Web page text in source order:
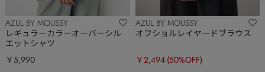
AZUL BY MOUSSY
レギュラーカラーオーバーシル
エットシャツ
￥5,990
AZUL BY MOUSSY
オフショルレイヤードブラウス
￥2,494 (50%OFF)